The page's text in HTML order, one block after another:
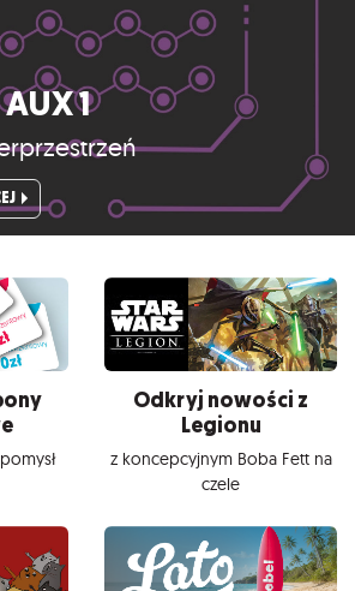
1
Odkryj nowości z
Legionu
z koncepcyjnym Boba Fett na
czele